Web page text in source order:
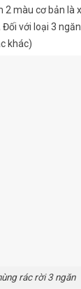
2 màu cơ bản là
Đối với loại 3
khác)
rác rời 3 ngăn